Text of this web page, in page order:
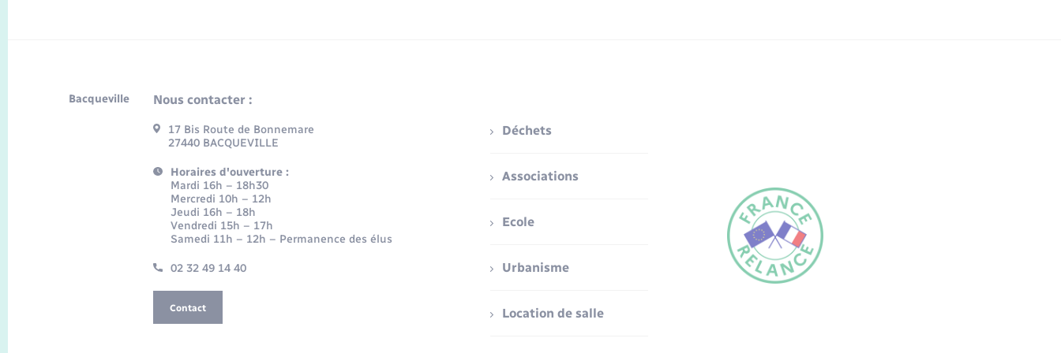
Bacqueville Nous contacter :
17 Bis Route de Bonnemare
27440 BACQUEVILLE
Horaires d'ouverture :
Mardi 16h – 18h30
Mercredi 10h – 12h
Jeudi 16h – 18h
Vendredi 15h – 17h
Samedi 11h – 12h – Permanence des élus
02 32 49 14 40
Contact
Déchets
Associations
Ecole
Urbanisme
Location de salle